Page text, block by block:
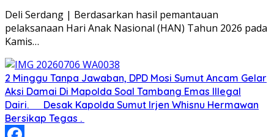
Share
Deli Serdang | Berdasarkan hasil pemantauan
pelaksanaan Hari Anak Nasional (HAN) Tahun 2026 pada
Kamis…
2 Minggu Tanpa Jawaban, DPD Mosi Sumut Ancam Gelar
Aksi Damai Di Mapolda Soal Tambang Emas Illegal
Dairi. Desak Kapolda Sumut Irjen Whisnu Hermawan
Bersikap Tegas .